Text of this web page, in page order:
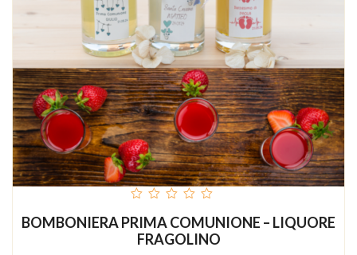
of
5
BOMBONIERA PRIMA COMUNIONE – LIQUORE
FRAGOLINO